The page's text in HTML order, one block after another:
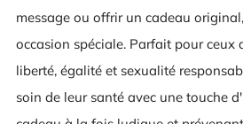
message ou offrir un cadeau
occasion spéciale. Parfait pour
liberté, égalité et sexualité
soin de leur santé avec une touche